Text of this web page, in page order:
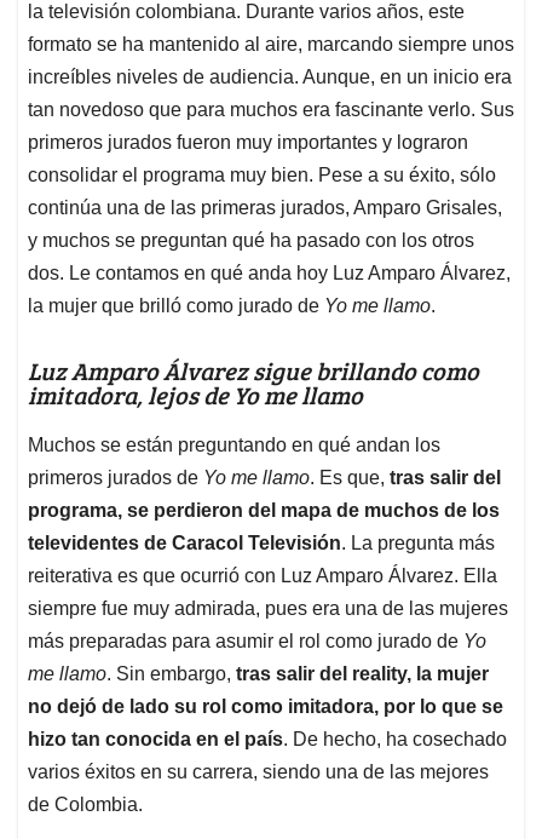
A
p
p
o
o
k
d
I
n
d
s
la televisión colombiana. Durante varios años, este
formato se ha mantenido al aire, marcando siempre unos
increíbles niveles de audiencia. Aunque, en un inicio era
tan novedoso que para muchos era fascinante verlo. Sus
primeros jurados fueron muy importantes y lograron
consolidar el programa muy bien. Pese a su éxito, sólo
continúa una de las primeras jurados, Amparo Grisales,
y muchos se preguntan qué ha pasado con los otros
dos. Le contamos en qué anda hoy Luz Amparo Álvarez,
la mujer que brilló como jurado de Yo me llamo.
Luz Amparo Álvarez sigue brillando como
imitadora, lejos de Yo me llamo
Muchos se están preguntando en qué andan los
primeros jurados de Yo me llamo. Es que, tras salir del
programa, se perdieron del mapa de muchos de los
televidentes de Caracol Televisión. La pregunta más
reiterativa es que ocurrió con Luz Amparo Álvarez. Ella
siempre fue muy admirada, pues era una de las mujeres
más preparadas para asumir el rol como jurado de Yo
me llamo. Sin embargo, tras salir del reality, la mujer
no dejó de lado su rol como imitadora, por lo que se
hizo tan conocida en el país. De hecho, ha cosechado
varios éxitos en su carrera, siendo una de las mejores
de Colombia.